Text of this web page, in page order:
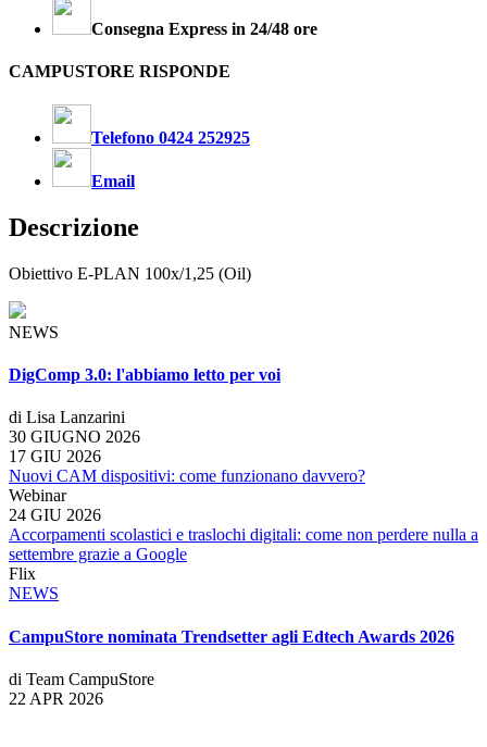
Consegna Express in 24/48 ore
CAMPUSTORE RISPONDE
Telefono 0424 252925
Email
Descrizione
Obiettivo E-PLAN 100x/1,25 (Oil)
NEWS
DigComp 3.0: l'abbiamo letto per voi
di Lisa Lanzarini
30 GIUGNO 2026
17 GIU 2026
Nuovi CAM dispositivi: come funzionano davvero?
Webinar
24 GIU 2026
Accorpamenti scolastici e traslochi digitali: come non perdere nulla a
settembre grazie a Google
Flix
NEWS
CampuStore nominata Trendsetter agli Edtech Awards 2026
di Team CampuStore
22 APR 2026